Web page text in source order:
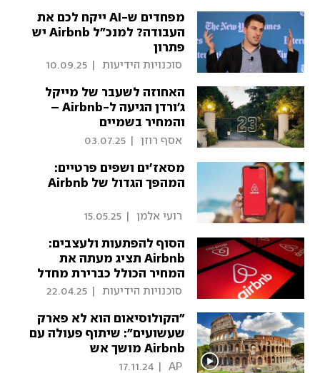
מפחדים ש-AI ייקח לכם את
העבודה? למנכ"ל Airbnb יש
פתרון
סוכנויות הידיעות 10.09.25
האחוזה לשעבר של מייקל
ג'ורדן הגיעה ל-Airbnb –
והמחיר בשמיים
אסף רוזן 03.07.25
מסאז'ים ושפים פרטיים:
המהפך הגדול של Airbnb
רועי אלמן 15.05.25
הסוף להפתעות ולעצבים:
Airbnb תציג מעתה את
המחיר הכולל כברירת מחדל
סוכנויות הידיעות 22.04.25
"הקולוסיאום הוא לא פארק
שעשועים": שיתוף פעולה עם
Airbnb מושך אש
17.11.24